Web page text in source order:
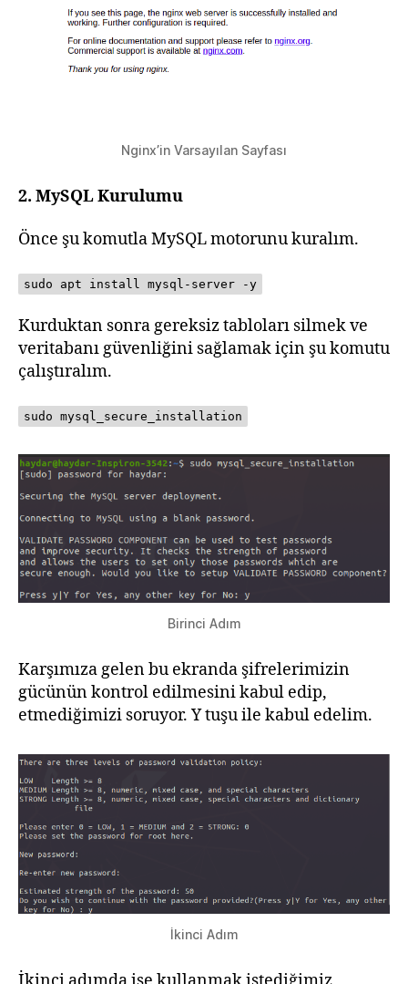
Nginx’in Varsayılan Sayfası
2. MySQL Kurulumu
Önce şu komutla MySQL motorunu kuralım.
sudo apt install mysql-server -y
Kurduktan sonra gereksiz tabloları silmek ve
veritabanı güvenliğini sağlamak için şu komutu
çalıştıralım.
sudo mysql_secure_installation
Birinci Adım
Karşımıza gelen bu ekranda şifrelerimizin
gücünün kontrol edilmesini kabul edip,
etmediğimizi soruyor. Y tuşu ile kabul edelim.
İkinci Adım